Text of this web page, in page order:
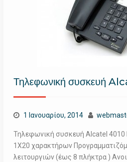
Τηλεφωνική συσκευή
1 Ιανουαρίου, 2014
Τηλεφωνική συσκευή Alcatel
1Χ20 χαρακτήρων
λειτουργιών (έως 8 πλήκτρα )